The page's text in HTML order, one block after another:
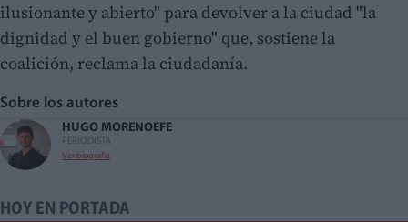
ilusionante y abierto" para devolver a la ciudad "la
dignidad y el buen gobierno" que, sostiene la
coalición, reclama la ciudadanía.
Sobre los autores
HUGO MORENO
PERIODISTA
Ver biografía
EFE
HOY EN PORTADA